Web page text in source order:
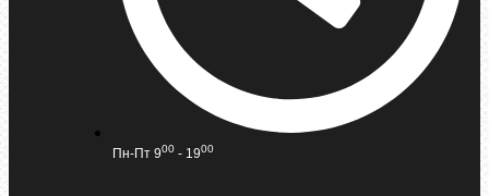
Пн-Пт 900 - 1900